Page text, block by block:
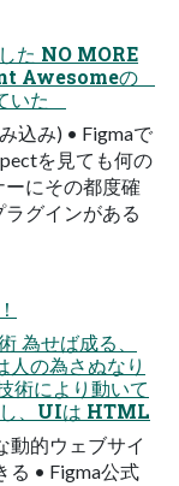
た NO MORE
Awesomeの
いた
込み) • Figmaで
を⾒ても何の
にその都度確
グインがある
為せば成る、
⼈の為さぬなり
術により動いて
、UIは HTML
動的ウェブサイ
る • Figma公式